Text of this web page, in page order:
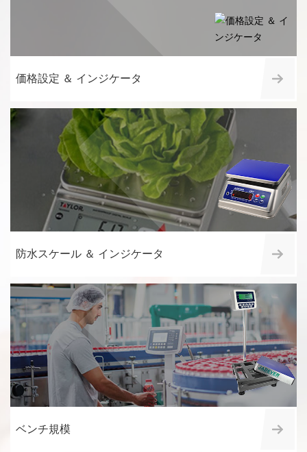
価格設定 ＆ インジケータ
防水スケール ＆ インジケータ
ベンチ規模